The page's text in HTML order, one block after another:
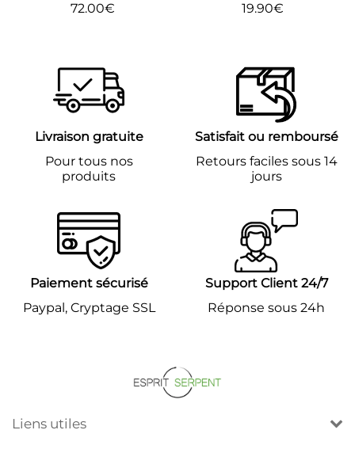
Prix
72.00€
Prix
19.90€
Livraison gratuite
Pour tous nos
produits
Satisfait ou remboursé
Retours faciles sous 14
jours
Paiement sécurisé
Paypal, Cryptage SSL
Support Client 24/7
Réponse sous 24h
Liens utiles